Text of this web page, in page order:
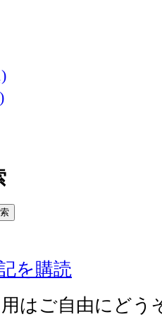
を購読
はご自由にどう